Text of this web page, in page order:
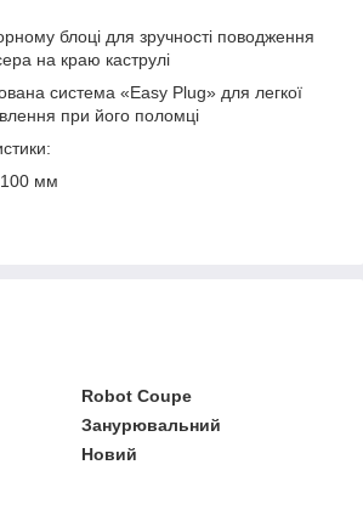
блоці для зручності поводження
на краю каструлі
система «Easy Plug» для легкої
при його поломці
100 мм
Robot Coupe
Занурювальний
Новий